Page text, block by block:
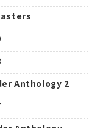
Anthology 2